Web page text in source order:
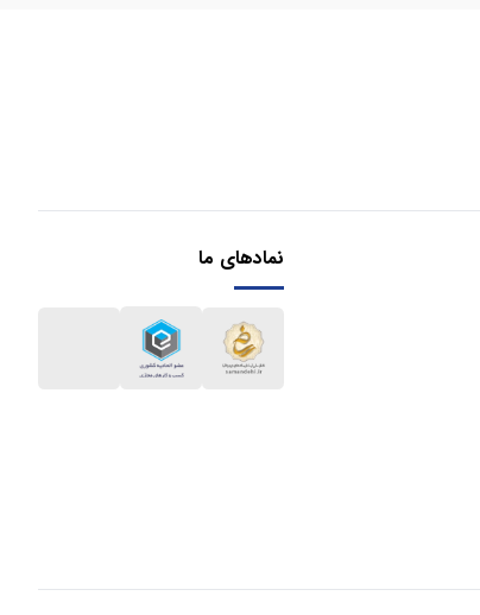
نمادهای ما